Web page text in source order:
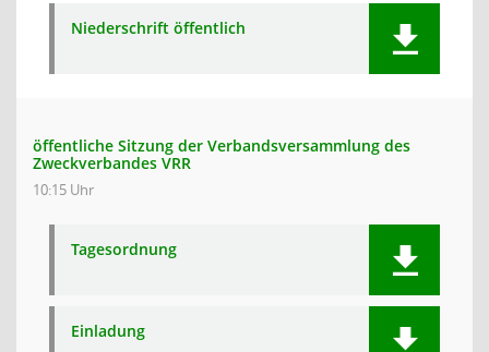
Niederschrift öffentlich
öffentliche Sitzung der Verbandsversammlung des
Zweckverbandes VRR
10:15 Uhr
Tagesordnung
Einladung